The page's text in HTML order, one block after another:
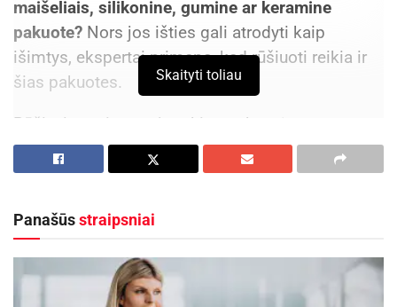
maišeliais, silikonine, gumine ar keramine
pakuote? Nors jos išties gali atrodyti kaip
išimtys, ekspertai primena, kad rūšiuoti reikia ir
šias pakuotes.
Rūšiavimo sistemoje tokios pakuotės
priskiriamos kategorijai „kita pakuotė“.
Gyventojams tai reiškia paprastą praktinį
pakuotėmis jos turi būti metamos į plastiko
naujienos
Skaityti toliau
Panašūsstraipsniai